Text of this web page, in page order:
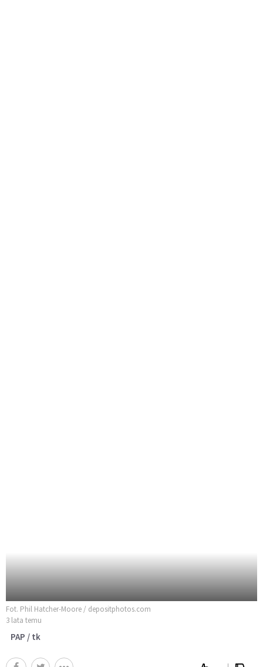
Fot. Phil Hatcher-Moore / depositphotos.com
3 lata temu
PAP / tk